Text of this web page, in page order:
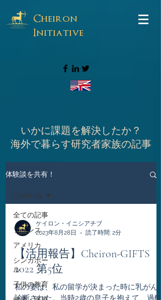
Cheiron
Initiative
いかに課題を解決したか？
海外で暮らす研究者家族の記事
体験談を共有！
全ての記事
フランス
アメリカ
シンガポー
ル
子供の教育
Covid-19
ケイロン・イニシアチブ
2023年8月28日
読了時間: 2分
【活用報告】Cheiron-GIFTS
2022 第5位
私の妻は、私の留学が決まった時に乳がんと
診断された。当時2歳の息子を抱えて、過酷